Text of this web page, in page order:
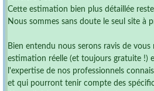
Cette estimation bien plus détaillée
Nous sommes sans doute le seul site à
Bien entendu nous serons ravis de
estimation réelle (et toujours gratuite !)
l'expertise de nos professionnels
et qui pourront tenir compte des